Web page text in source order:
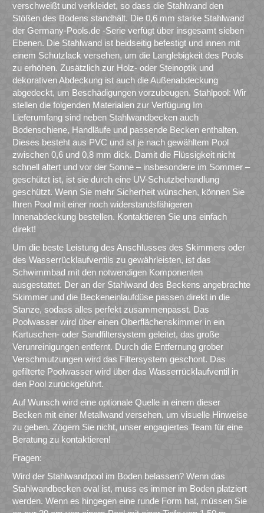
verschweißt und verkleidet, so dass die Stahlwand den
Stößen des Bodens standhält. Die 0,6 mm starke Stahlwand
der Germany-Pools.de -Serie verfügt über insgesamt sieben
Ebenen. Die Stahlwand ist beidseitig befestigt und innen mit
einem Schutzlack versehen, um die Langlebigkeit des Pools
zu erhöhen. Zusätzlich zur Holz- oder Steinoptik und
dekorativen Abdeckung ist auch die Außenabdeckung
abgedeckt, um Beschädigungen vorzubeugen. Stahlpool: Wir
stellen die folgenden Materialien zur Verfügung Im
Lieferumfang sind neben Stahlwandbecken auch
Bodenschiene, Handläufe und passende Becken enthalten.
Dieses besteht aus PVC und ist je nach gewähltem Pool
zwischen 0,6 und 0,8 mm dick. Damit die Flüssigkeit nicht
schnell altert und vor der Sonne – insbesondere im Sommer –
geschützt ist, ist sie durch eine UV-Schutzbehandlung
geschützt. Wenn Sie mehr Sicherheit wünschen, können Sie
Ihren Pool mit einer noch widerstandsfähigeren
Innenabdeckung bestellen. Kontaktieren Sie uns einfach
direkt!
Um die beste Leistung des Anschlusses des Skimmers oder
des Wasserrücklaufventils zu gewährleisten, ist das
Schwimmbad mit den notwendigen Komponenten
ausgestattet. Der an der Stahlwand des Beckens angebrachte
Skimmer und die Beckeneinlaufdüse passen direkt in die
Stanze, sodass alles perfekt zusammenpasst. Das
Poolwasser wird über einen Oberflächenskimmer in ein
Kartuschen- oder Sandfiltersystem geleitet, das große
Verunreinigungen entfernt. Durch die Entfernung grober
Verschmutzungen wird das Filtersystem geschont. Das
gefilterte Poolwasser wird über das Wasserrücklaufventil in
den Pool zurückgeführt.
Auf Wunsch wird eine optionale Quelle in einem dieser
Becken mit einer Metallwand versehen, um visuelle Hinweise
zu geben. Zögern Sie nicht, unser engagiertes Team für eine
Beratung zu kontaktieren!
Fragen:
Wird der Stahlwandpool im Boden belassen? Wenn das
Stahlwandbecken oval ist, muss es immer im Boden platziert
werden. Wenn es hingegen eine runde Form hat, müssen Sie